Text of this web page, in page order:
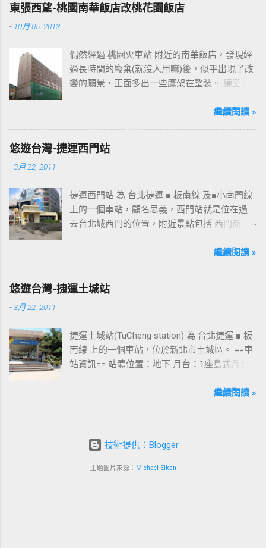
東張西望-桃園南華飯店改桃花園飯店
- 10月 05, 2013
偶然經過 桃園火車站 附近的南華飯店，發現經
過長時間的廢棄(就沒人用嘛)後，似乎出現了改
變的願景，正面多出一些鷹架在整裝。 繞至側
桃園的民眾又有一個聚餐旅遊的好去處囉!!但今
趴走將持續為讀者們追蹤其動態消息，請各位
開始期待開幕日的來臨吧！ 南華飯店施工中現
繼續閱讀 »
悠遊台灣-捷運西門站
-3月 22, 2011
捷運西門站 為 台北捷運 ■ 板南線 及■小南門線
上的一個車站，顧名思義，西門站就是位在過
去台北城西門的位置，附近景點包括 西門商圈
圖中的六號出口，因位處 西門商圈 之入口，成
等候的標的物，也是是最容易堵塞的出口。 捷
運西門站六號出口&西門町商圈 板南線上車站 [
站 ] - [ 龍山寺站 ] - [ 西門站 ] - [ 台北車站 ] - [
善導寺站 ] - [ 忠孝新生站 ] - [ 忠孝復興站 ] - [
忠孝敦化站 ] - [ 國父紀念館站 ] - [ 市政府站
繼續閱讀 »
悠遊台灣-捷運土城站
-3月 22, 2011
捷運土城站(TuCheng station) 為 台北捷運 ■ 板
南線 上的一個車站，位於新北市土城區。 ==車
站資訊== 站體位置：地下 月台：1座島式月台
站 ] ---->往 板橋站 、 台北車站 、 南港展覽館
寺站 ] - [ 西門站 ] - [ 台北車站 ] - [ 善導寺站 ] -
[ 忠孝新生站 ] - [ 忠孝復興站 ] - [ 忠孝敦化站
繼續閱讀 »
技術提供：Blogger
主題圖片來源： Michael Elkan